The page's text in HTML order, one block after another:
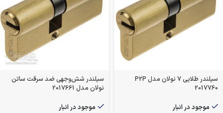
سیلندر طلایی 7 نولان مدل P2P
2017760
موجود در انبار
سیلندر شش‌وجهی ضد سرقت ساتن
نولان مدل 2017661
موجود در انبار